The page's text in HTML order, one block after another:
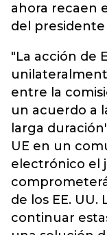
ahora recaen
del
"La acción de
entre la
un acuerdo a
larga
UE en un
electrónico el
de los EE. UU.
continuar